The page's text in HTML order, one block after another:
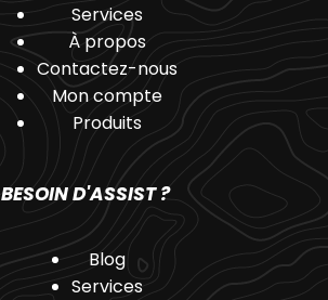
Services
À propos
Contactez-nous
Mon compte
Produits
BESOIN D'ASSIST ?
Blog
Services